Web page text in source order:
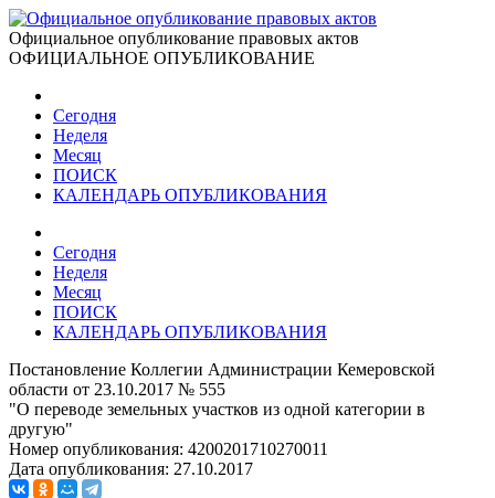
Официальное опубликование правовых актов
ОФИЦИАЛЬНОЕ ОПУБЛИКОВАНИЕ
Сегодня
Неделя
Месяц
ПОИСК
КАЛЕНДАРЬ ОПУБЛИКОВАНИЯ
Сегодня
Неделя
Месяц
ПОИСК
КАЛЕНДАРЬ ОПУБЛИКОВАНИЯ
Постановление Коллегии Администрации Кемеровской
области от 23.10.2017 № 555
"О переводе земельных участков из одной категории в
другую"
Номер опубликования: 4200201710270011
Дата опубликования: 27.10.2017